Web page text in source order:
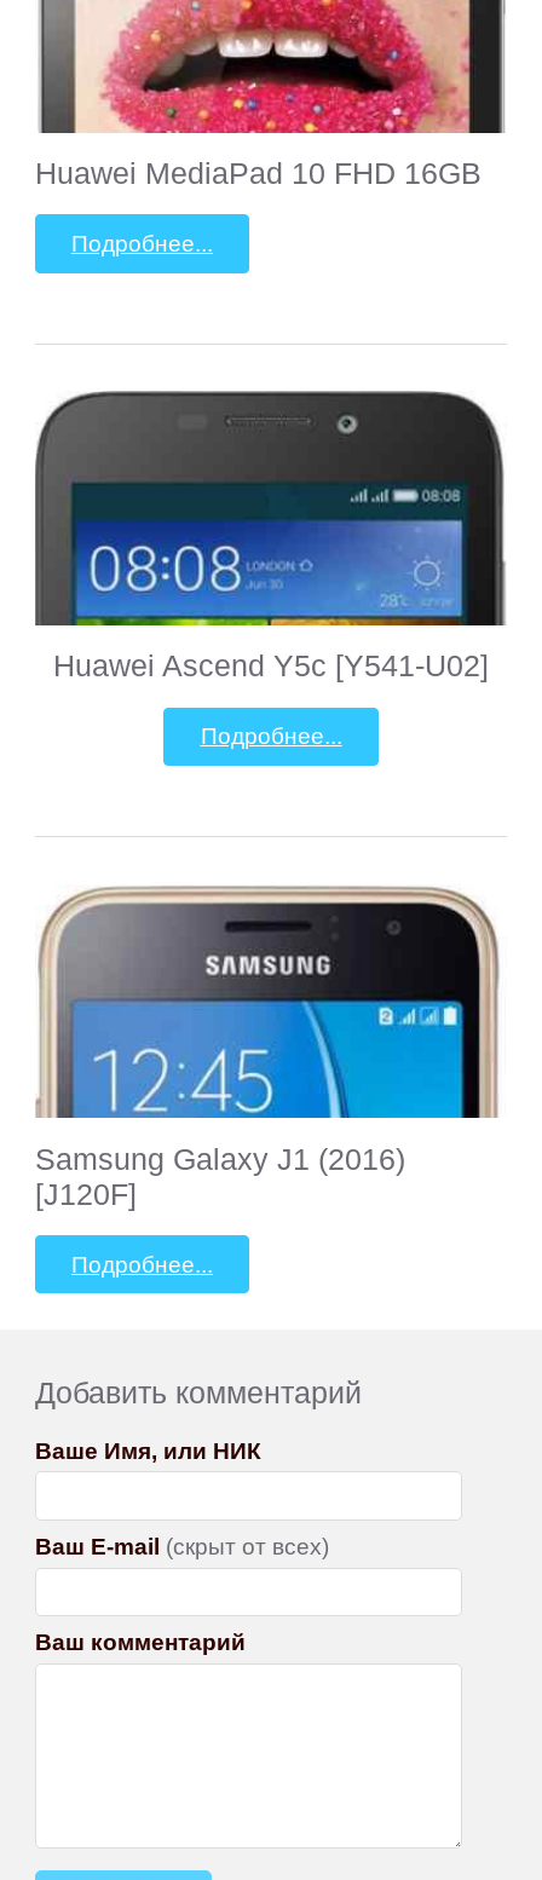
Huawei MediaPad 10 FHD 16GB
Подробнее...
Huawei Ascend Y5c [Y541-U02]
Подробнее...
Samsung Galaxy J1 (2016)
[J120F]
Подробнее...
Добавить комментарий
Ваше Имя, или НИК
Ваш E-mail (скрыт от всех)
Ваш комментарий